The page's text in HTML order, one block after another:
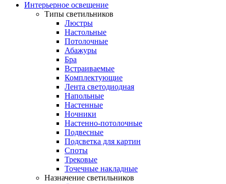
Интерьерное освещение
Типы светильников
Люстры
Настольные
Потолочные
Абажуры
Бра
Встраиваемые
Комплектующие
Лента светодиодная
Напольные
Настенные
Ночники
Настенно-потолочные
Подвесные
Подсветка для картин
Споты
Трековые
Точечные накладные
Назначение светильников